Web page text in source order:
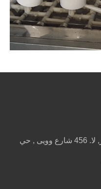
15الطابق الرابع, مبنى يادا العمر, لا. 456 شارع وويى , حي